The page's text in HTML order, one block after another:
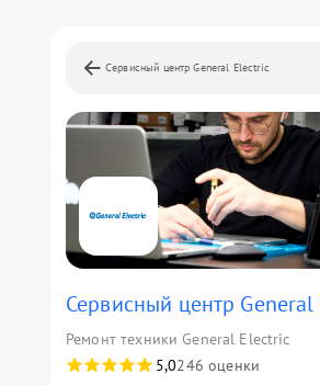
Сервисный центр General Electric
Сервисный центр
Ремонт техники General Electric
5,0246 оценки